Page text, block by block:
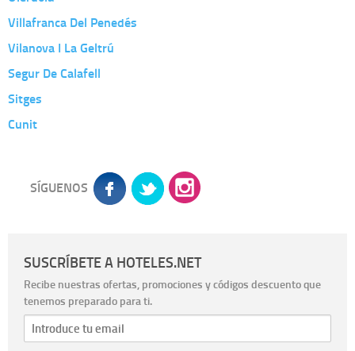
Villafranca Del Penedés
Vilanova I La Geltrú
Segur De Calafell
Sitges
Cunit
SÍGUENOS
SUSCRÍBETE A HOTELES.NET
Recibe nuestras ofertas, promociones y códigos descuento que
tenemos preparado para ti.